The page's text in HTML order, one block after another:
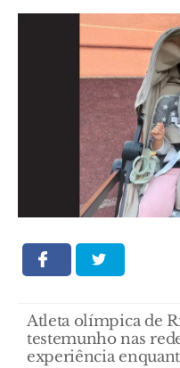
Atleta olímpica de
testemunho nas
experiência